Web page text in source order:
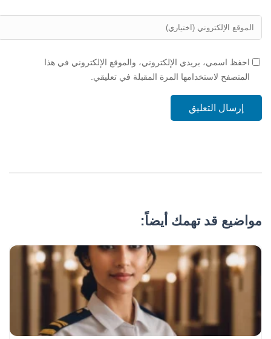
احفظ اسمي، بريدي الإلكتروني، والموقع الإلكتروني في هذا
المتصفح لاستخدامها المرة المقبلة في تعليقي.
إرسال التعليق
مواضيع قد تهمك أيضاً: